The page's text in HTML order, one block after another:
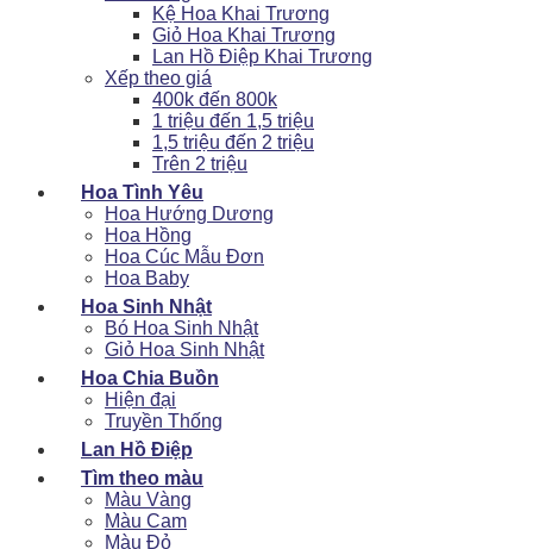
Kệ Hoa Khai Trương
Giỏ Hoa Khai Trương
Lan Hồ Điệp Khai Trương
Xếp theo giá
400k đến 800k
1 triệu đến 1,5 triệu
1,5 triệu đến 2 triệu
Trên 2 triệu
Hoa Tình Yêu
Hoa Hướng Dương
Hoa Hồng
Hoa Cúc Mẫu Đơn
Hoa Baby
Hoa Sinh Nhật
Bó Hoa Sinh Nhật
Giỏ Hoa Sinh Nhật
Hoa Chia Buồn
Hiện đại
Truyền Thống
Lan Hồ Điệp
Tìm theo màu
Màu Vàng
Màu Cam
Màu Đỏ